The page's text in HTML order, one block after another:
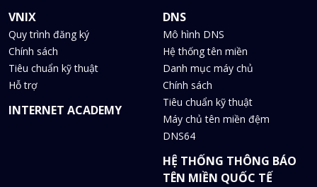
VNIX
Quy trình đăng ký
Chính sách
Tiêu chuẩn kỹ thuật
Hỗ trợ
INTERNET ACADEMY
DNS
Mô hình DNS
Hệ thống tên miền
Danh mục máy chủ
Chính sách
Tiêu chuẩn kỹ thuật
Máy chủ tên miền đệm
DNS64
HỆ THỐNG THÔNG BÁO
TÊN MIỀN QUỐC TẾ